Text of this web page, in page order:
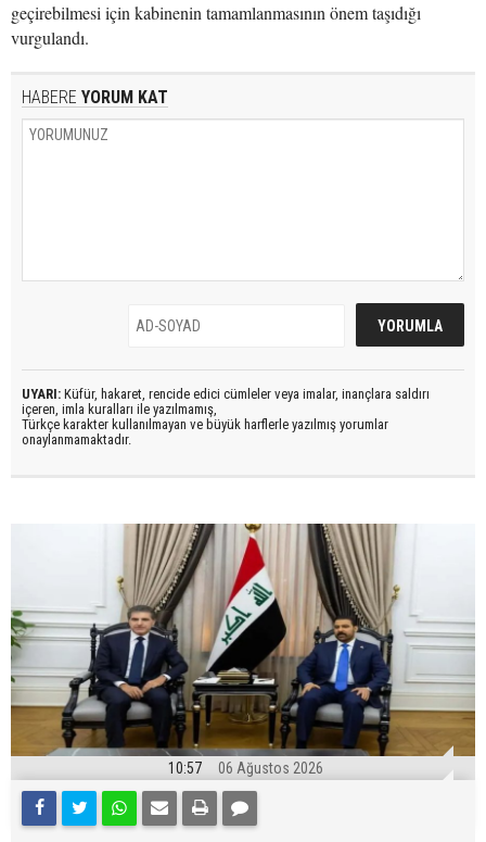
geçirebilmesi için kabinenin tamamlanmasının önem taşıdığı
vurgulandı.
HABERE YORUM KAT
UYARI: Küfür, hakaret, rencide edici cümleler veya imalar, inançlara saldırı
içeren, imla kuralları ile yazılmamış,
Türkçe karakter kullanılmayan ve büyük harflerle yazılmış yorumlar
onaylanmamaktadır.
10:57 06 Ağustos 2026